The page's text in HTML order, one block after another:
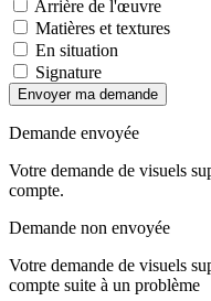
Arrière de l'œuvre
Matières et textures
En situation
Signature
Envoyer ma demande
Demande envoyée
Votre demande de visuels
compte.
Demande non envoyée
Votre demande de visuels
compte suite à un problème